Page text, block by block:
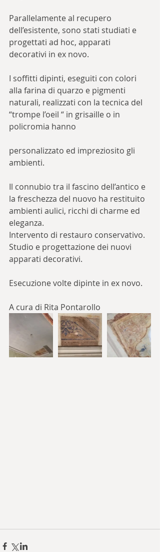
Parallelamente al recupero
dell’esistente, sono stati studiati e
progettati ad hoc, apparati
decorativi in ex novo.
I soffitti dipinti, eseguiti con colori
alla farina di quarzo e pigmenti
naturali, realizzati con la tecnica del
“trompe l’oeil “ in grisaille o in
policromia hanno
personalizzato ed impreziosito gli
ambienti.
Il connubio tra il fascino dell’antico e
la freschezza del nuovo ha restituito
ambienti aulici, ricchi di charme ed
eleganza.
Intervento di restauro conservativo.
Studio e progettazione dei nuovi
apparati decorativi.
Esecuzione volte dipinte in ex novo.
A cura di Rita Pontarollo